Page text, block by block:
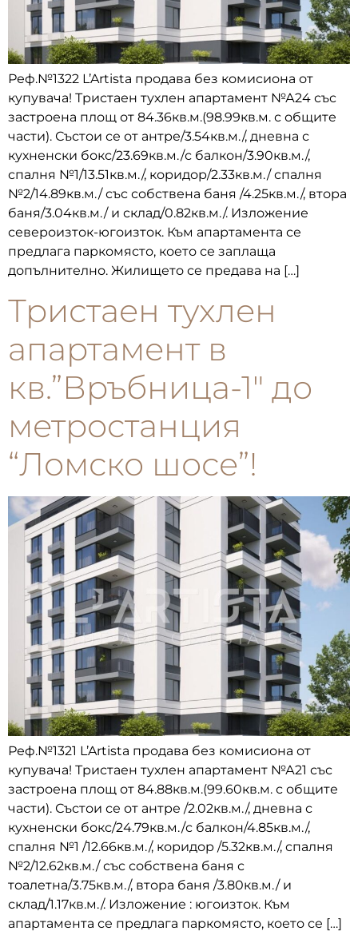
Реф.№1322 L’Artista продава без комисиона от
купувача! Тристаен тухлен апартамент №А24 със
застроена площ от 84.36кв.м.(98.99кв.м. с общите
части). Състои се от антре/3.54кв.м./, дневна с
кухненски бокс/23.69кв.м./с балкон/3.90кв.м./,
спалня №1/13.51кв.м./, коридор/2.33кв.м./ спалня
№2/14.89кв.м./ със собствена баня /4.25кв.м./, втора
баня/3.04кв.м./ и склад/0.82кв.м./. Изложение
североизток-югоизток. Към апартамента се
предлага паркомясто, което се заплаща
допълнително. Жилището се предава на […]
Тристаен тухлен
апартамент в
кв.”Връбница-1″ до
метростанция
“Ломско шосе”!
Реф.№1321 L’Artista продава без комисиона от
купувача! Тристаен тухлен апартамент №А21 със
застроена площ от 84.88кв.м.(99.60кв.м. с общите
части). Състои се от антре /2.02кв.м./, дневна с
кухненски бокс/24.79кв.м./с балкон/4.85кв.м./,
спалня №1 /12.66кв.м./, коридор /5.32кв.м./, спалня
№2/12.62кв.м./ със собствена баня с
тоалетна/3.75кв.м./, втора баня /3.80кв.м./ и
склад/1.17кв.м./. Изложение : югоизток. Към
апартамента се предлага паркомясто, което се […]